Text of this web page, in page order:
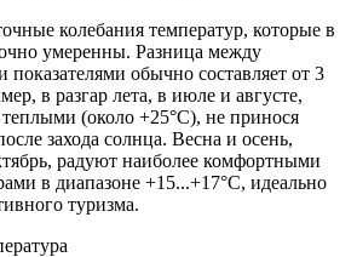
колебания температур, которые в
умеренны. Разница между
обычно составляет от 3
в разгар лета, в июле и августе,
(около +25°C), не принося
захода солнца. Весна и осень,
радуют наиболее комфортными
в диапазоне +15...+17°C, идеально
туризма.